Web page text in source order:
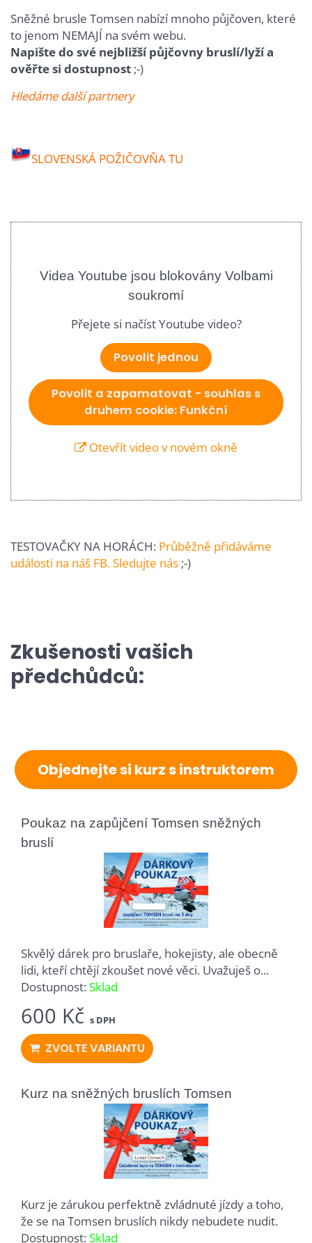
Sněžné brusle Tomsen nabízí mnoho půjčoven, které
to jenom NEMAJÍ na svém webu.
Napište do své nejbližší půjčovny bruslí/lyží a
ověřte si dostupnost ;-)
Hledáme další partnery
SLOVENSKÁ POŽIČOVŇA TU
Videa Youtube jsou blokovány Volbami
soukromí
Přejete si načíst Youtube video?
Povolit jednou
Povolit a zapamatovat - souhlas s
druhem cookie: Funkční
Otevřít video v novém okně
TESTOVAČKY NA HORÁCH: Průběžně přidáváme
události na náš FB. Sledujte nás ;-)
Zkušenosti vašich
předchůdců:
Objednejte si kurz s instruktorem
Poukaz na zapůjčení Tomsen sněžných
bruslí
Skvělý dárek pro bruslaře, hokejisty, ale obecně
lidi, kteří chtějí zkoušet nové věci. Uvažuješ o...
Dostupnost:Sklad
600 Kč s DPH
ZVOLTE VARIANTU
Kurz na sněžných bruslích Tomsen
Kurz je zárukou perfektně zvládnuté jízdy a toho,
že se na Tomsen bruslích nikdy nebudete nudit.
Dostupnost:Sklad